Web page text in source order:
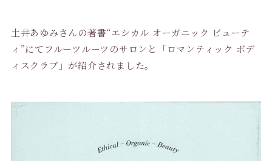
土井あゆみさんの著書“エシカル オーガニック ビューテ
ィ”にてフルーツルーツのサロンと「ロマンティック ボデ
ィスクラブ」が紹介されました。